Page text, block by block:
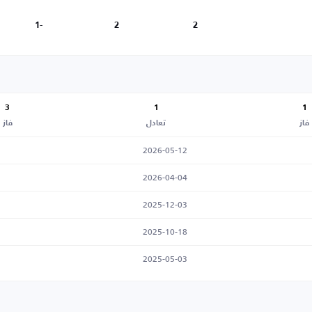
2
2
-1
1
فاز
1
تعادل
3
فاز
2026-05-12
2026-04-04
2025-12-03
2025-10-18
2025-05-03